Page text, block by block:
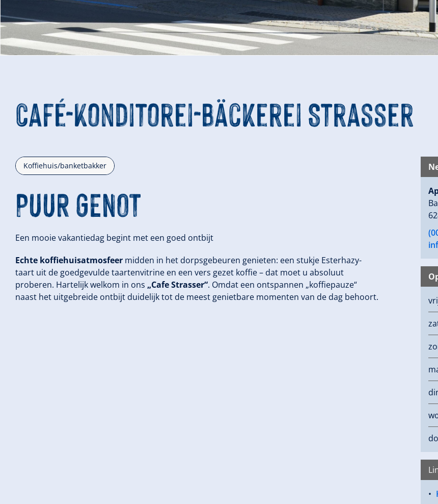
Café-Konditorei-Bäckerei Strasser
Koffiehuis/banketbakker
PUUR GENOT
Een mooie vakantiedag begint met een goed ontbijt
Echte koffiehuisatmosfeer midden in het dorpsgebeuren genieten: een stukje Esterhazy-
taart uit de goedgevulde taartenvitrine en een vers gezet koffie – dat moet u absoluut
proberen. Hartelijk welkom in ons „Cafe Strasser“. Omdat een ontspannen „koffiepauze“
naast het uitgebreide ontbijt duidelijk tot de meest genietbare momenten van de dag behoort.